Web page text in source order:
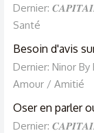
Dernier:
Santé
Besoin d'avis
Dernier: Ninor By
Amour / Amitié
Oser en parler
Dernier: